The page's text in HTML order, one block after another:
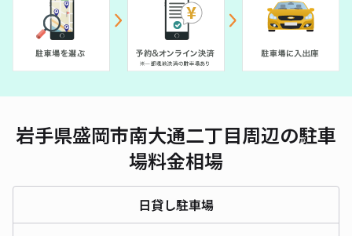
岩手県盛岡市南大通二丁目周辺の駐車
場料金相場
日貸し駐車場